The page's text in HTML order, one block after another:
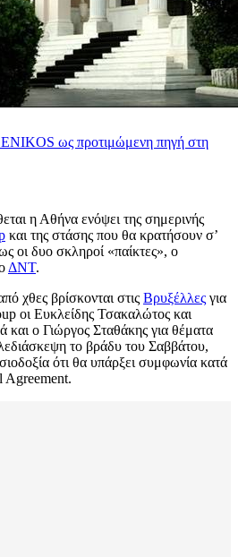
ως προτιμώμενη πηγή στη
η Αθήνα ενόψει της σημερινής
και της στάσης που θα κρατήσουν σ’
οι δυο σκληροί «παίκτες», ο
ΔΝΤ.
χθες βρίσκονται στις Βρυξέλλες για
οι Ευκλείδης Τσακαλώτος και
και ο Γιώργος Σταθάκης για θέματα
το βράδυ του Σαββάτου,
ότι θα υπάρξει συμφωνία κατά
Agreement.